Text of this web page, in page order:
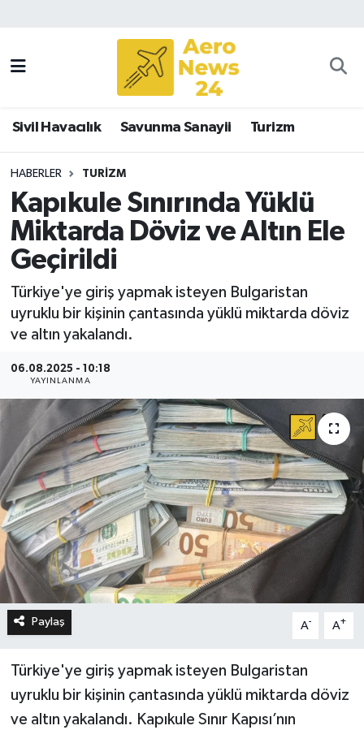
Sivil Havacılık Savunma Sanayii Turizm
HABERLER TURIZM
Kapıkule Sınırında Yüklü
Miktarda Döviz ve Altın Ele
Geçirildi
Türkiye'ye giriş yapmak isteyen Bulgaristan
uyruklu bir kişinin çantasında yüklü miktarda döviz
ve altın yakalandı.
06.08.2025 - 10:18
YAYINLANMA
Paylaş A- A+
Türkiye'ye giriş yapmak isteyen Bulgaristan
uyruklu bir kişinin çantasında yüklü miktarda döviz
ve altın yakalandı. Kapıkule Sınır Kapısı’nın